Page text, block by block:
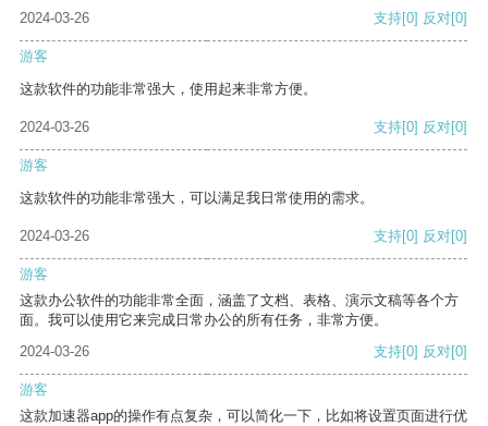
2024-03-26 支持[0] 反对[0]
游客
这款软件的功能非常强大，使用起来非常方便。
2024-03-26 支持[0] 反对[0]
游客
这款软件的功能非常强大，可以满足我日常使用的需求。
2024-03-26 支持[0] 反对[0]
游客
这款办公软件的功能非常全面，涵盖了文档、表格、演示文稿等各个方
面。我可以使用它来完成日常办公的所有任务，非常方便。
2024-03-26
支持[0] 反对[0]
游客
这款加速器app的操作有点复杂，可以简化一下，比如将设置页面进行优